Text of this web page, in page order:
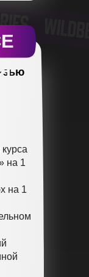
на 1
на 1